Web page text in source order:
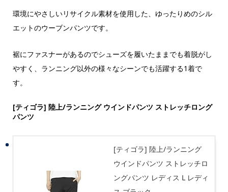
環境にやさしいリサイクル素材を使用した、ゆったりめのシル
エットのウーブンパンツです。
裾にファスナーがあるのでシューズを履いたままでも着脱がし
やすく、ランニング以外の様々なシーンでも活躍する1着で
す。
[ティゴラ] 陸上/ランニング ウインドパンツ ストレッチロング
パンツ
[ティゴラ] 陸上/ランニング
ウインドパンツ ストレッチロ
ングパンツ レディス L レディ